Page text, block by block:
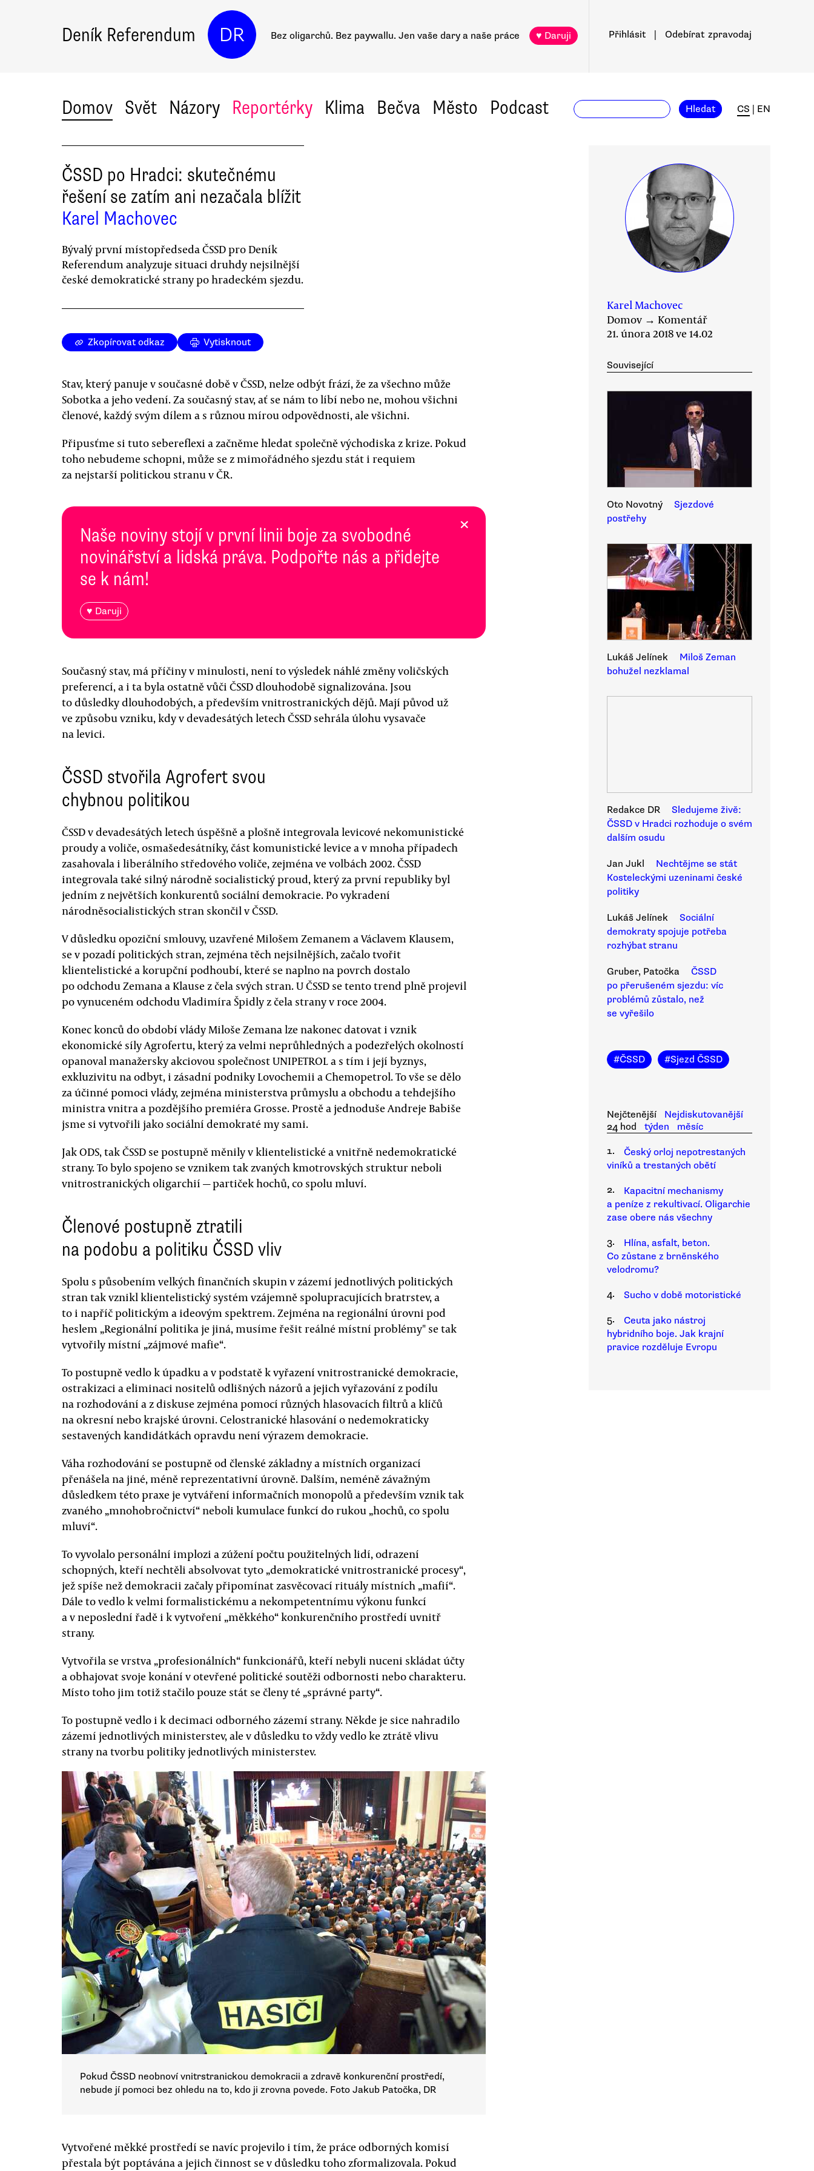
Deník Referendum DR Bez oligarchů. Bez paywallu. Jen vaše dary a naše práce ♥ Daruji Přihlásit Odebírat zpravodaj
Domov Svět Názory Reportérky Klima Bečva Město Podcast Hledat CS EN
ČSSD po Hradci: skutečnému
řešení se zatím ani nezačala blížit
Karel Machovec
Bývalý první místopředseda ČSSD pro Deník
Referendum analyzuje situaci druhdy nejsilnější
české demokratické strany po hradeckém sjezdu.
Zkopírovat odkaz Vytisknout
Stav, který panuje v současné době v ČSSD, nelze odbýt frází, že za všechno může
Sobotka a jeho vedení. Za současný stav, ať se nám to líbí nebo ne, mohou všichni
členové, každý svým dílem a s různou mírou odpovědnosti, ale všichni.
Připusťme si tuto sebereflexi a začněme hledat společně východiska z krize. Pokud
toho nebudeme schopni, může se z mimořádného sjezdu stát i requiem
za nejstarší politickou stranu v ČR.
Naše noviny stojí v první linii boje za svobodné
novinářství a lidská práva. Podpořte nás a přidejte
se k nám!
♥ Daruji
×
Současný stav, má příčiny v minulosti, není to výsledek náhlé změny voličských
preferencí, a i ta byla ostatně vůči ČSSD dlouhodobě signalizována. Jsou
to důsledky dlouhodobých, a především vnitrostranických dějů. Mají původ už
ve způsobu vzniku, kdy v devadesátých letech ČSSD sehrála úlohu vysavače
na levici.
ČSSD stvořila Agrofert svou
chybnou politikou
ČSSD v devadesátých letech úspěšně a plošně integrovala levicové nekomunistické
proudy a voliče, osmašedesátníky, část komunistické levice a v mnoha případech
zasahovala i liberálního středového voliče, zejména ve volbách 2002. ČSSD
integrovala také silný národně socialistický proud, který za první republiky byl
jedním z největších konkurentů sociální demokracie. Po vykradení
národněsocialistických stran skončil v ČSSD.
V důsledku opoziční smlouvy, uzavřené Milošem Zemanem a Václavem Klausem,
se v pozadí politických stran, zejména těch nejsilnějších, začalo tvořit
klientelistické a korupční podhoubí, které se naplno na povrch dostalo
po odchodu Zemana a Klause z čela svých stran. U ČSSD se tento trend plně projevil
po vynuceném odchodu Vladimíra Špidly z čela strany v roce 2004.
Konec konců do období vlády Miloše Zemana lze nakonec datovat i vznik
ekonomické síly Agrofertu, který za velmi neprůhledných a podezřelých okolností
opanoval manažersky akciovou společnost UNIPETROL a s tím i její byznys,
exkluzivitu na odbyt, i zásadní podniky Lovochemii a Chemopetrol. To vše se dělo
za účinné pomoci vlády, zejména ministerstva průmyslu a obchodu a tehdejšího
ministra vnitra a pozdějšího premiéra Grosse. Prostě a jednoduše Andreje Babiše
jsme si vytvořili jako sociální demokraté my sami.
Jak ODS, tak ČSSD se postupně měnily v klientelistické a vnitřně nedemokratické
strany. To bylo spojeno se vznikem tak zvaných kmotrovských struktur neboli
vnitrostranických oligarchií — partiček hochů, co spolu mluví.
Členové postupně ztratili
na podobu a politiku ČSSD vliv
Spolu s působením velkých finančních skupin v zázemí jednotlivých politických
stran tak vznikl klientelistický systém vzájemně spolupracujících bratrstev, a
to i napříč politickým a ideovým spektrem. Zejména na regionální úrovni pod
heslem „Regionální politika je jiná, musíme řešit reálné místní problémy" se tak
vytvořily místní „zájmové mafie“.
To postupně vedlo k úpadku a v podstatě k vyřazení vnitrostranické demokracie,
ostrakizaci a eliminaci nositelů odlišných názorů a jejich vyřazování z podílu
na rozhodování a z diskuse zejména pomocí různých hlasovacích filtrů a klíčů
na okresní nebo krajské úrovni. Celostranické hlasování o nedemokraticky
sestavených kandidátkách opravdu není výrazem demokracie.
Váha rozhodování se postupně od členské základny a místních organizací
přenášela na jiné, méně reprezentativní úrovně. Dalším, neméně závažným
důsledkem této praxe je vytváření informačních monopolů a především vznik tak
zvaného „mnohobročnictví“ neboli kumulace funkcí do rukou „hochů, co spolu
mluví“.
To vyvolalo personální implozi a zúžení počtu použitelných lidí, odrazení
schopných, kteří nechtěli absolvovat tyto „demokratické vnitrostranické procesy“,
jež spíše než demokracii začaly připomínat zasvěcovací rituály místních „mafií“.
Dále to vedlo k velmi formalistickému a nekompetentnímu výkonu funkcí
a v neposlední řadě i k vytvoření „měkkého“ konkurenčního prostředí uvnitř
strany.
Vytvořila se vrstva „profesionálních“ funkcionářů, kteří nebyli nuceni skládat účty
a obhajovat svoje konání v otevřené politické soutěži odbornosti nebo charakteru.
Místo toho jim totiž stačilo pouze stát se členy té „správné party“.
To postupně vedlo i k decimaci odborného zázemí strany. Někde je sice nahradilo
zázemí jednotlivých ministerstev, ale v důsledku to vždy vedlo ke ztrátě vlivu
strany na tvorbu politiky jednotlivých ministerstev.
Pokud ČSSD neobnoví vnitrstranickou demokracii a zdravě konkurenční prostředí,
nebude jí pomoci bez ohledu na to, kdo ji zrovna povede. Foto Jakub Patočka, DR
Vytvořené měkké prostředí se navíc projevilo i tím, že práce odborných komisí
přestala být poptávána a jejich činnost se v důsledku toho zformalizovala. Pokud
Karel Machovec
Domov → Komentář
21. února 2018 ve 14.02
Související
Oto Novotný
Sjezdové
postřehy
Lukáš Jelínek
Miloš Zeman
bohužel nezklamal
Redakce DR
Sledujeme živě:
ČSSD v Hradci rozhoduje o svém
dalším osudu
Jan Jukl
Nechtějme se stát
Kosteleckými uzeninami české
politiky
Lukáš Jelínek
Sociální
demokraty spojuje potřeba
rozhýbat stranu
Gruber, Patočka
ČSSD
po přerušeném sjezdu: víc
problémů zůstalo, než
se vyřešilo
#ČSSD #Sjezd ČSSD
Nejčtenější
Nejdiskutovanější
24 hod
týden
měsíc
1.
Český orloj nepotrestaných
viníků a trestaných obětí
2.
Kapacitní mechanismy
a peníze z rekultivací. Oligarchie
zase obere nás všechny
3.
Hlína, asfalt, beton.
Co zůstane z brněnského
velodromu?
4.
Sucho v době motoristické
5.
Ceuta jako nástroj
hybridního boje. Jak krajní
pravice rozděluje Evropu